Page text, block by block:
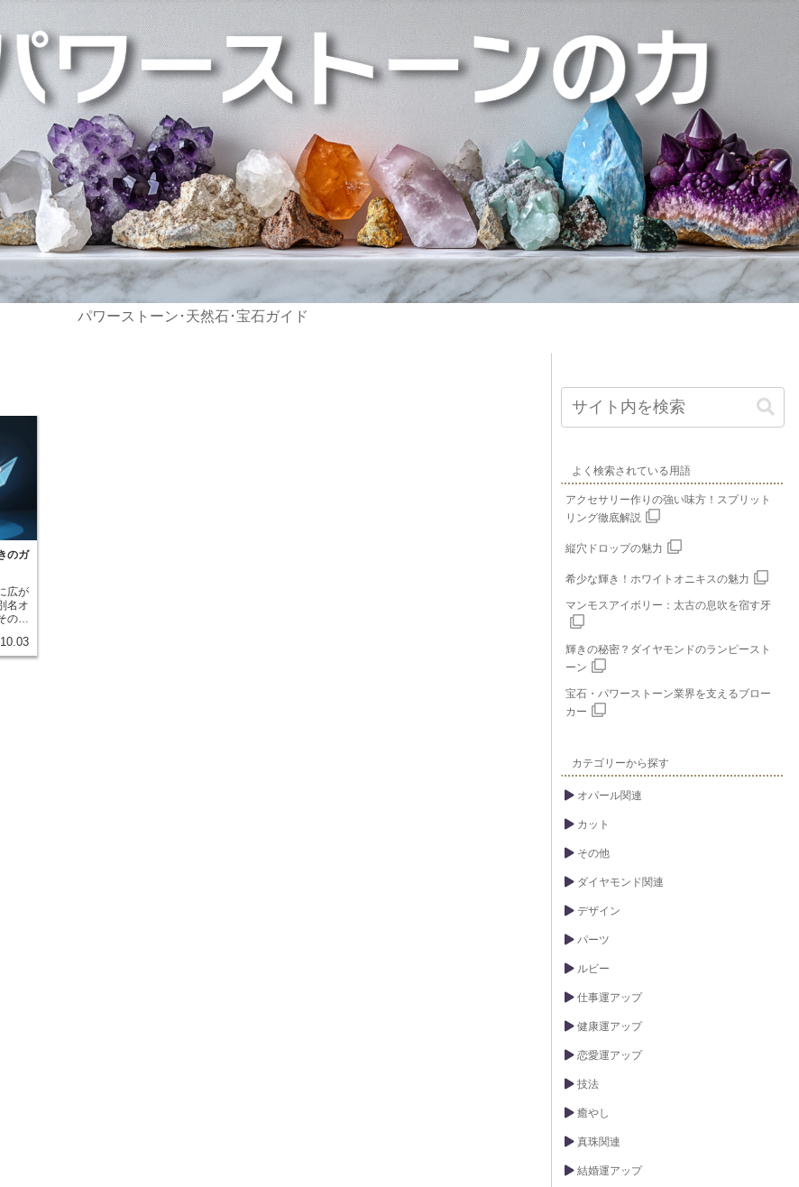
パワーストーン･天然石･宝石ガイド
のガ
広が
名オ
幻
た電
寄せ
よく検索されている用語
アクセサリー作りの強い味方！スプリット
リング徹底解説
縦穴ドロップの魅力
希少な輝き！ホワイトオニキスの魅力
マンモスアイボリー：太古の息吹を宿す牙
輝きの秘密？ダイヤモンドのランピースト
ーン
宝石・パワーストーン業界を支えるブロー
カー
カテゴリーから探す
オパール関連
カット
その他
ダイヤモンド関連
デザイン
パーツ
ルビー
仕事運アップ
健康運アップ
恋愛運アップ
技法
癒やし
真珠関連
結婚運アップ